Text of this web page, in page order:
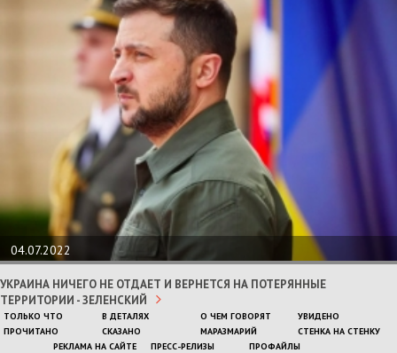
04.07.2022
УКРАИНА НИЧЕГО НЕ ОТДАЕТ И ВЕРНЕТСЯ НА ПОТЕРЯННЫЕ
ТЕРРИТОРИИ - ЗЕЛЕНСКИЙ
ТОЛЬКО ЧТО В ДЕТАЛЯХ О ЧЕМ ГОВОРЯТ
УВИДЕНО
ПРОЧИТАНО
СКАЗАНО МАРАЗМАРИЙ
СТЕНКА НА СТЕНКУ
РЕКЛАМА НА САЙТЕ
ПРЕСС-РЕЛИЗЫ ПРОФАЙЛЫ